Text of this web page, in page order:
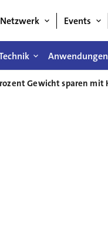
Events
Anwendungen
Gewicht sparen